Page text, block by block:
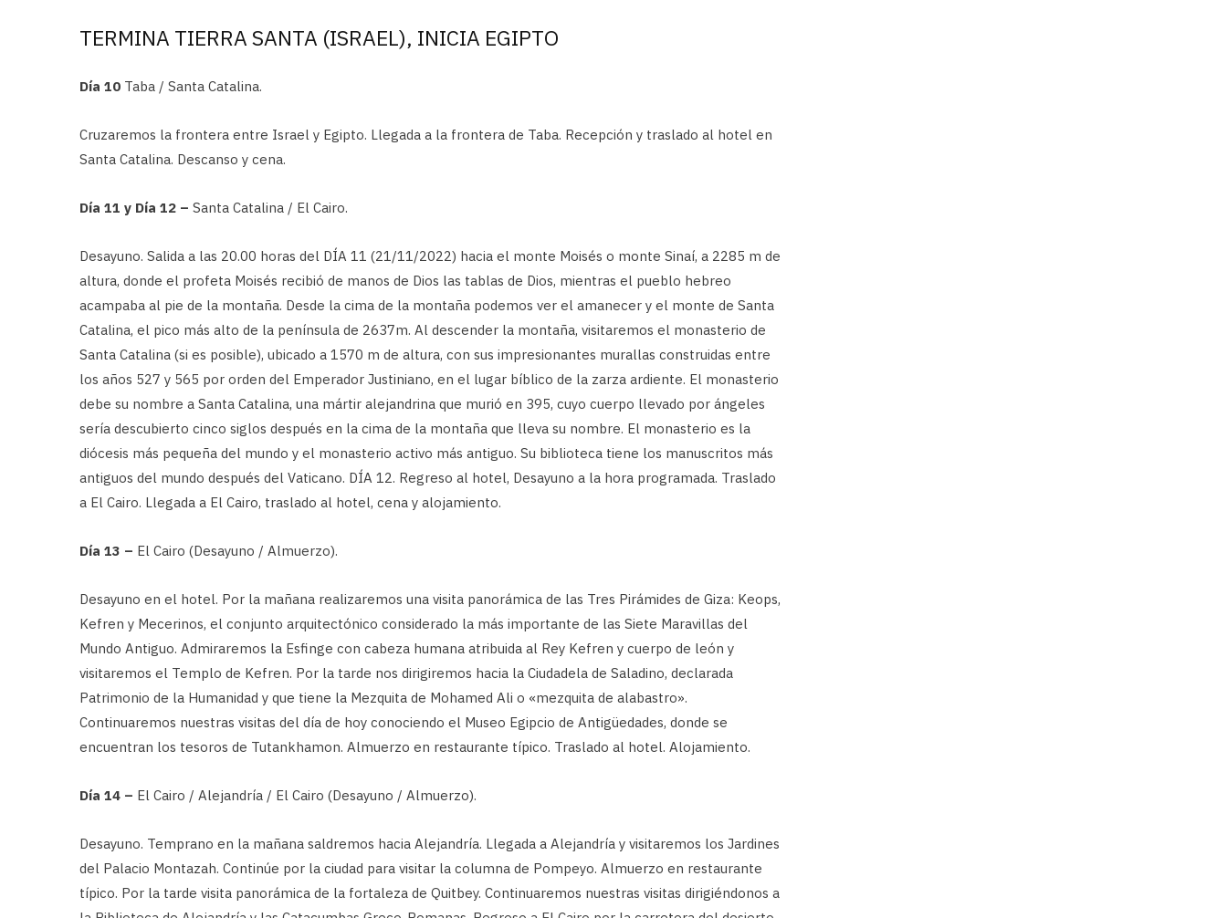
TERMINA TIERRA SANTA (ISRAEL), INICIA EGIPTO
Día 10 Taba / Santa Catalina.
Cruzaremos la frontera entre Israel y Egipto. Llegada a la frontera de Taba. Recepción y traslado al hotel en
Santa Catalina. Descanso y cena.
Día 11 y Día 12 – Santa Catalina / El Cairo.
Desayuno. Salida a las 20.00 horas del DÍA 11 (21/11/2022) hacia el monte Moisés o monte Sinaí, a 2285 m de
altura, donde el profeta Moisés recibió de manos de Dios las tablas de Dios, mientras el pueblo hebreo
acampaba al pie de la montaña. Desde la cima de la montaña podemos ver el amanecer y el monte de Santa
Catalina, el pico más alto de la península de 2637m. Al descender la montaña, visitaremos el monasterio de
Santa Catalina (si es posible), ubicado a 1570 m de altura, con sus impresionantes murallas construidas entre
los años 527 y 565 por orden del Emperador Justiniano, en el lugar bíblico de la zarza ardiente. El monasterio
debe su nombre a Santa Catalina, una mártir alejandrina que murió en 395, cuyo cuerpo llevado por ángeles
sería descubierto cinco siglos después en la cima de la montaña que lleva su nombre. El monasterio es la
diócesis más pequeña del mundo y el monasterio activo más antiguo. Su biblioteca tiene los manuscritos más
antiguos del mundo después del Vaticano. DÍA 12. Regreso al hotel, Desayuno a la hora programada. Traslado
a El Cairo. Llegada a El Cairo, traslado al hotel, cena y alojamiento.
Día 13 – El Cairo (Desayuno / Almuerzo).
Desayuno en el hotel. Por la mañana realizaremos una visita panorámica de las Tres Pirámides de Giza: Keops,
Kefren y Mecerinos, el conjunto arquitectónico considerado la más importante de las Siete Maravillas del
Mundo Antiguo. Admiraremos la Esfinge con cabeza humana atribuida al Rey Kefren y cuerpo de león y
visitaremos el Templo de Kefren. Por la tarde nos dirigiremos hacia la Ciudadela de Saladino, declarada
Patrimonio de la Humanidad y que tiene la Mezquita de Mohamed Ali o «mezquita de alabastro».
Continuaremos nuestras visitas del día de hoy conociendo el Museo Egipcio de Antigüedades, donde se
encuentran los tesoros de Tutankhamon. Almuerzo en restaurante típico. Traslado al hotel. Alojamiento.
Día 14 – El Cairo / Alejandría / El Cairo (Desayuno / Almuerzo).
Desayuno. Temprano en la mañana saldremos hacia Alejandría. Llegada a Alejandría y visitaremos los Jardines
del Palacio Montazah. Continúe por la ciudad para visitar la columna de Pompeyo. Almuerzo en restaurante
típico. Por la tarde visita panorámica de la fortaleza de Quitbey. Continuaremos nuestras visitas dirigiéndonos a